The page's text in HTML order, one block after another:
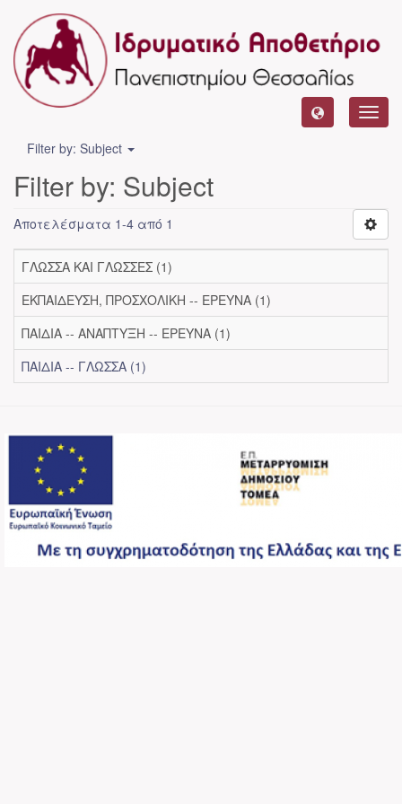
Filter by: Subject
Filter by: Subject
Αποτελέσματα 1-4 από 1
ΓΛΩΣΣΑ ΚΑΙ ΓΛΩΣΣΕΣ (1)
ΕΚΠΑΙΔΕΥΣΗ, ΠΡΟΣΧΟΛΙΚΗ -- ΕΡΕΥΝΑ (1)
ΠΑΙΔΙΑ -- ΑΝΑΠΤΥΞΗ -- ΕΡΕΥΝΑ (1)
ΠΑΙΔΙΑ -- ΓΛΩΣΣΑ (1)